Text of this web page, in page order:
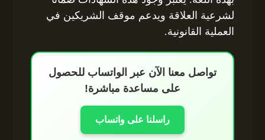
لشرعية العلاقة ويدعم موقف الشريكين في
العملية القانونية.
تواصل معنا الآن عبر الواتساب للحصول
على مساعدة مباشرة!
راسلنا على واتساب